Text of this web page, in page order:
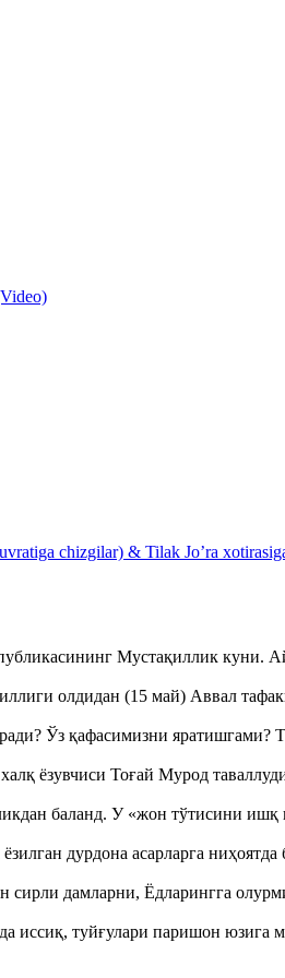
chizgilar) & Tilak Jo’ra
Мустақиллик
олдидан (15 май) Аввал
Ўз қафасимизни
ёзувчиси Тоғай Мурод
баланд. У «жон тўтисини ишқ
дурдона асарларга
сирли дамларни, Ёдларингга
иссиқ, туйғулари паришон юзига